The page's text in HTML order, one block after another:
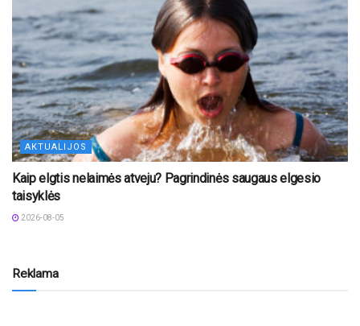
AKTUALIJOS
Kaip elgtis nelaimės atveju? Pagrindinės saugaus elgesio
taisyklės
2026-08-05
Reklama